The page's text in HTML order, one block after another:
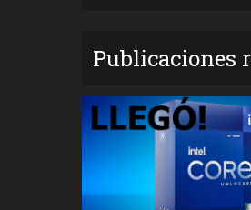
Publicaciones